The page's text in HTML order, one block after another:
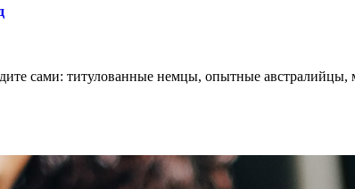
сами: титулованные немцы, опытные